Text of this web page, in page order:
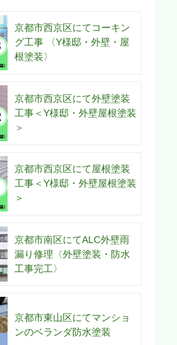
京都市西京区にてコーキン
グ工事 〈Y様邸・外壁・屋
根塗装〉
京都市西京区にて外壁塗装
工事＜Y様邸・外壁屋根塗装
＞
京都市西京区にて屋根塗装
工事＜Y様邸・外壁屋根塗装
＞
京都市南区にてALC外壁雨
漏り修理〈外壁塗装・防水
工事完工〉
京都市東山区にてマンショ
ンのベランダ防水塗装